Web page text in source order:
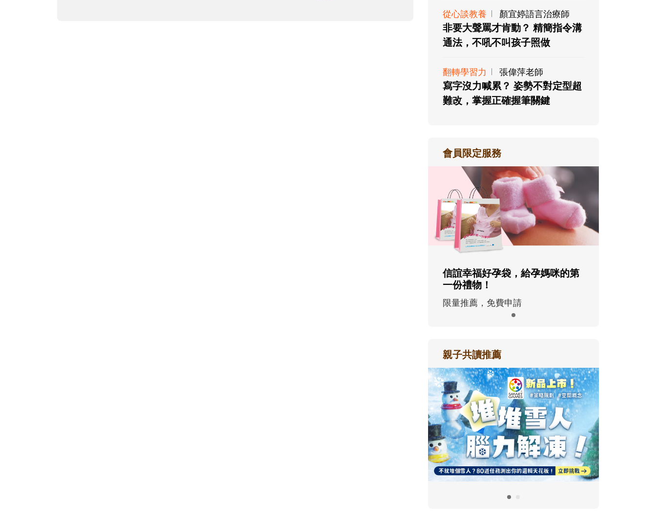
從心談教養 顏宜婷語言治療師
非要大聲罵才肯動？ 精簡指令溝
通法，不吼不叫孩子照做
翻轉學習力 張偉萍老師
寫字沒力喊累？ 姿勢不對定型超
難改，掌握正確握筆關鍵
會員限定服務
信誼幸福好孕袋，給孕媽咪的第
一份禮物！
限量推薦，免費申請
親子共讀推薦